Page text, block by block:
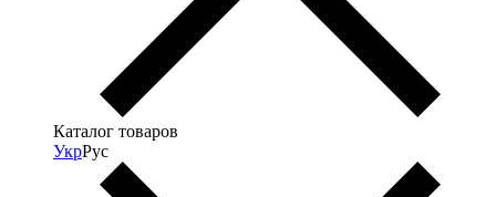
Каталог товаров
УкрРус